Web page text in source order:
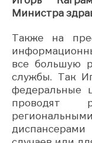
Министра
Также на
все большую
службы. Так
федеральные
проводят